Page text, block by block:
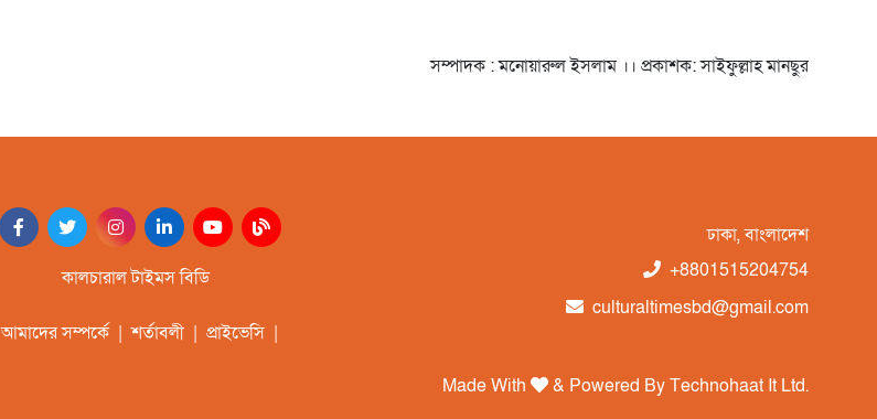
সম্পাদক : মনোয়ারুল ইসলাম ।। প্রকাশক: সাইফুল্লাহ মানছুর
কালচারাল টাইমস বিডি
আমাদের সম্পর্কে | শর্তাবলী | প্রাইভেসি |
ঢাকা, বাংলাদেশ
+8801515204754
culturaltimesbd@gmail.com
Made With & Powered ByTechnohaat It Ltd.